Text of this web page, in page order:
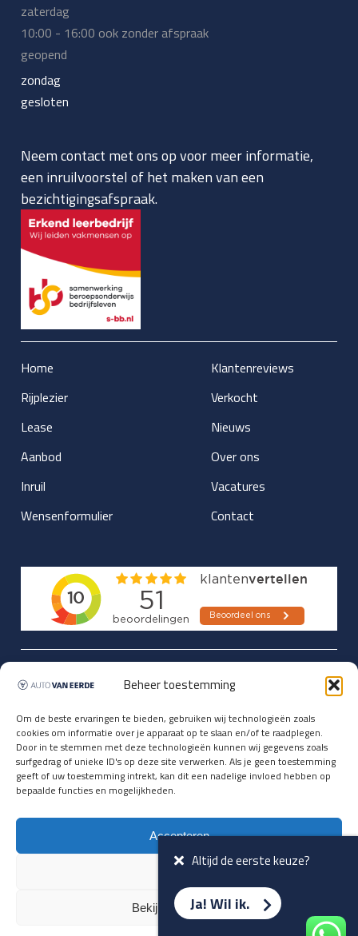
Beheer toestemming
Om de beste ervaringen te bieden, gebruiken wij technologieën zoals
cookies om informatie over je apparaat op te slaan en/of te raadplegen.
Door in te stemmen met deze technologieën kunnen wij gegevens zoals
surfgedrag of unieke ID's op deze site verwerken. Als je geen toestemming
geeft of uw toestemming intrekt, kan dit een nadelige invloed hebben op
bepaalde functies en mogelijkheden.
Accepteren
Bekijk voorkeuren
zaterdag
10:00 - 16:00 ook zonder afspraak
geopend
zondag
gesloten
Neem contact met ons op voor meer informatie,
een inruilvoorstel of het maken van een
bezichtigingsafspraak.
Home
Rijplezier
Lease
Aanbod
Inruil
Wensenformulier
Klantenreviews
Verkocht
Nieuws
Over ons
Vacatures
Contact
Updates over nieuwbinnen-komers
vóórdat ze op de portals staan?
Registreer je hier.
E-mailadres *
Altijd de eerste keuze?
Ja! Wil ik.